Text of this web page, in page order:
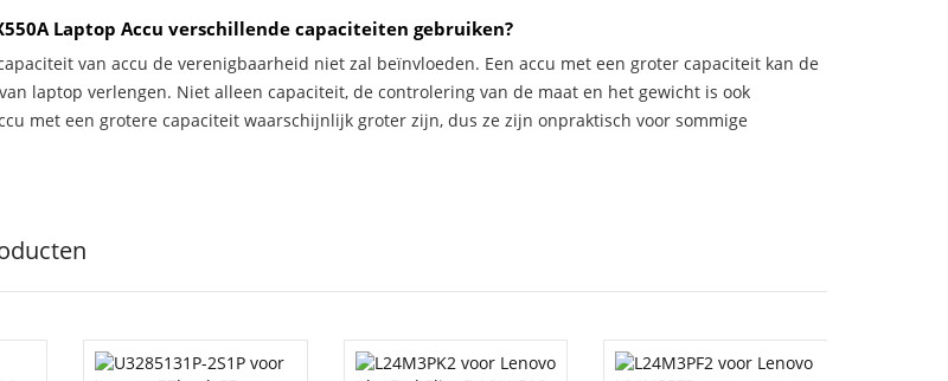
Laptop Accu verschillende capaciteiten gebruiken?
van accu de verenigbaarheid niet zal beïnvloeden. Een accu met een groter capaciteit kan de
laptop verlengen. Niet alleen capaciteit, de controlering van de maat en het gewicht is ook
met een grotere capaciteit waarschijnlijk groter zijn, dus ze zijn onpraktisch voor sommige